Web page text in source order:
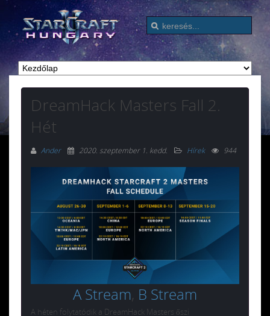
DreamHack Masters Fall 2.
Hét
Ander 2020. szeptember 1. kedd. Hírek 944
A Stream, B Stream
A héten folytatódik a DreamHack Masters őszi